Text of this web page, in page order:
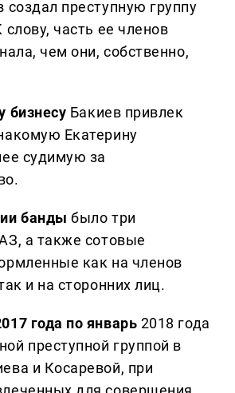
создал преступную группу
часть ее членов
чем они, собственно,
бизнесу Бакиев привлек
Екатерину
судимую за
банды было три
а также сотовые
как на членов
и на сторонних лиц.
года по январь 2018 года
преступной группой в
и Косаревой, при